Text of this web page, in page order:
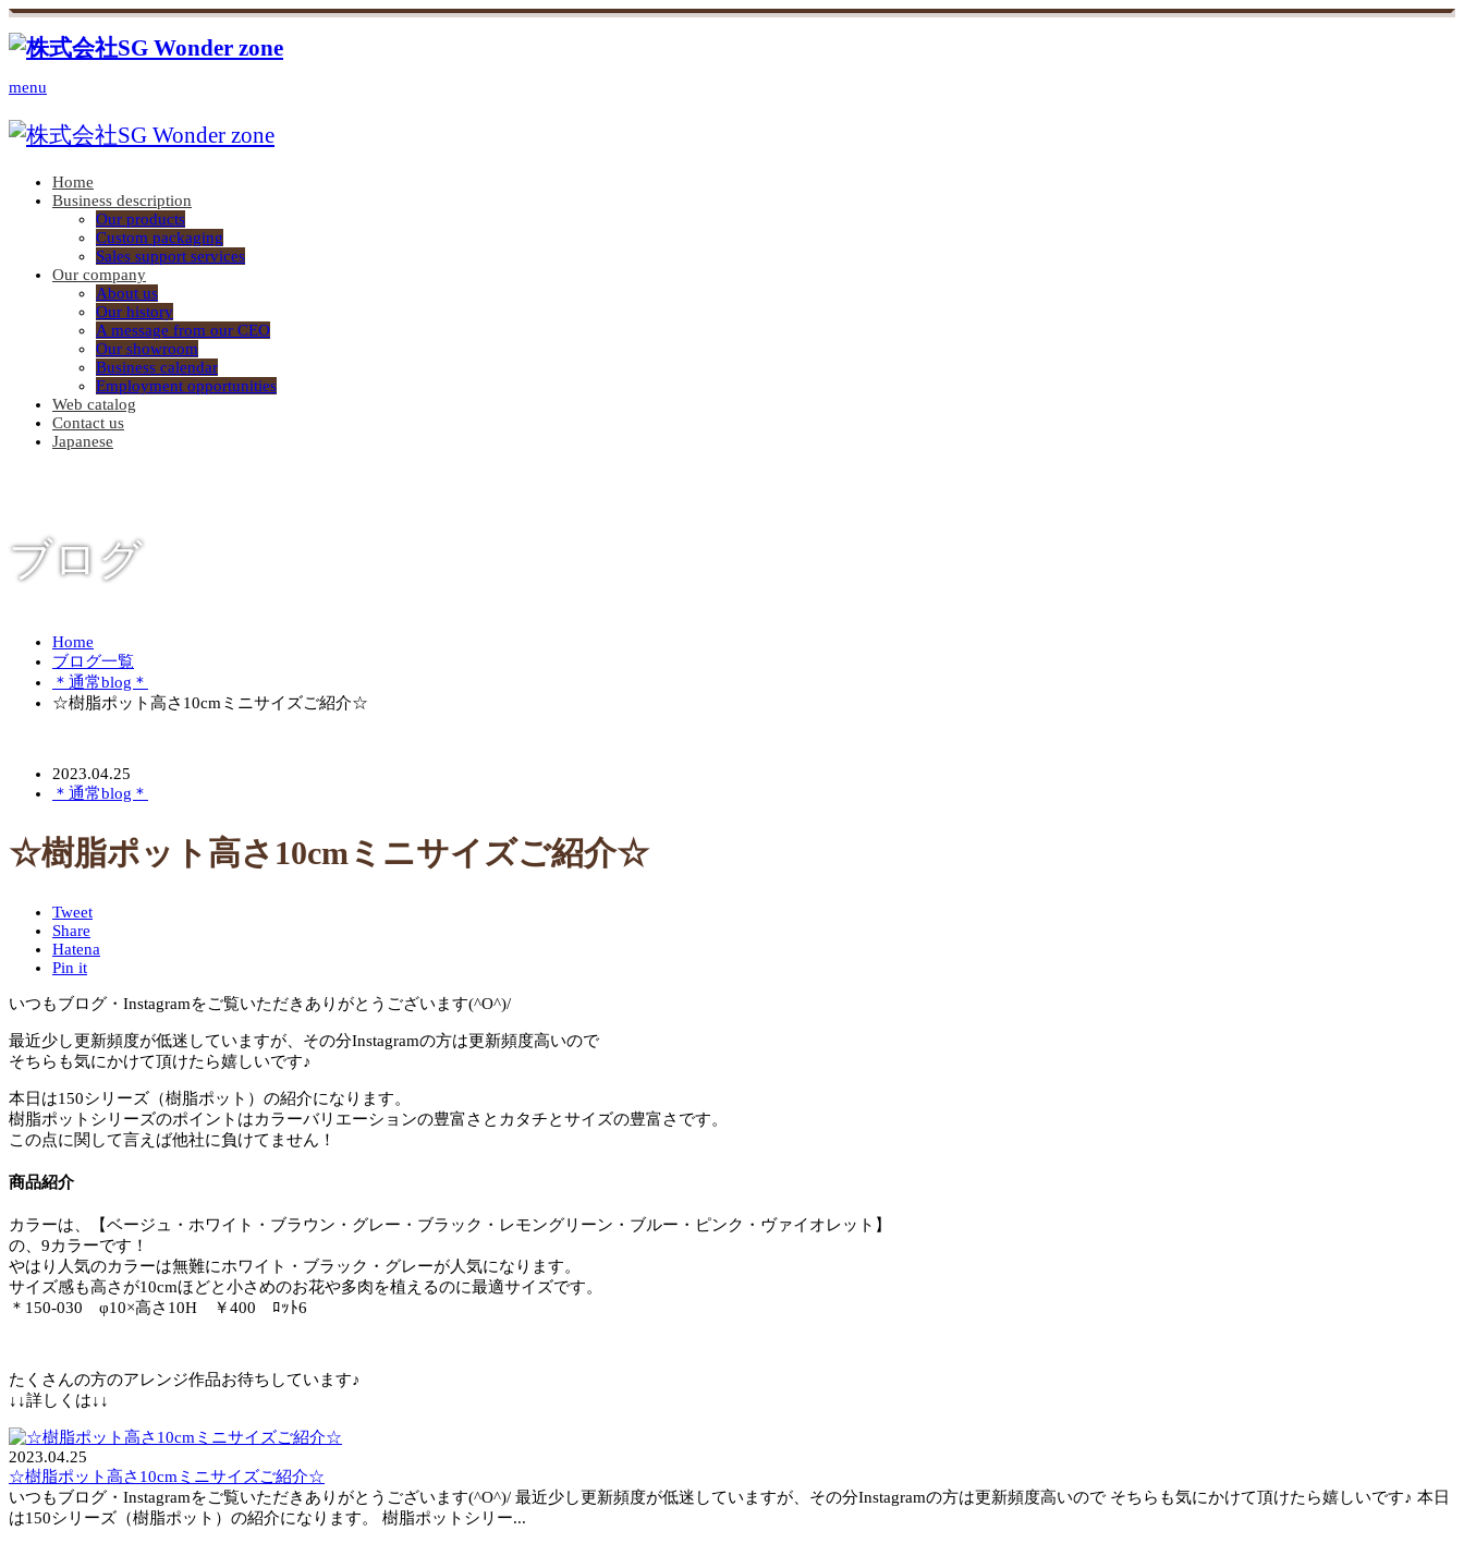
menu
Home
Business description
Our products
Custom packaging
Sales support services
Our company
About us
Our history
A message from our CEO
Our showroom
Business calendar
Employment opportunities
Web catalog
Contact us
Japanese
ブログ
Home
ブログ一覧
＊通常blog＊
☆樹脂ポット高さ10cmミニサイズご紹介☆
2023.04.25
＊通常blog＊
☆樹脂ポット高さ10cmミニサイズご紹介☆
Tweet
Share
Hatena
Pin it
いつもブログ・Instagramをご覧いただきありがとうございます(^O^)/
最近少し更新頻度が低迷していますが、その分Instagramの方は更新頻度高いので
そちらも気にかけて頂けたら嬉しいです♪
本日は150シリーズ（樹脂ポット）の紹介になります。
樹脂ポットシリーズのポイントはカラーバリエーションの豊富さとカタチとサイズの豊富さです。
この点に関して言えば他社に負けてません！
商品紹介
カラーは、【ベージュ・ホワイト・ブラウン・グレー・ブラック・レモングリーン・ブルー・ピンク・ヴァイオレット】
の、9カラーです！
やはり人気のカラーは無難にホワイト・ブラック・グレーが人気になります。
サイズ感も高さが10cmほどと小さめのお花や多肉を植えるのに最適サイズです。
＊150-030 φ10×高さ10H ￥400 ﾛｯﾄ6
たくさんの方のアレンジ作品お待ちしています♪
↓↓詳しくは↓↓
2023.04.25
☆樹脂ポット高さ10cmミニサイズご紹介☆
いつもブログ・Instagramをご覧いただきありがとうございます(^O^)/ 最近少し更新頻度が低迷していますが、その分Instagramの方は更新頻度高いので そちらも気にかけて頂けたら嬉しいです♪ 本日
は150シリーズ（樹脂ポット）の紹介になります。 樹脂ポットシリー...